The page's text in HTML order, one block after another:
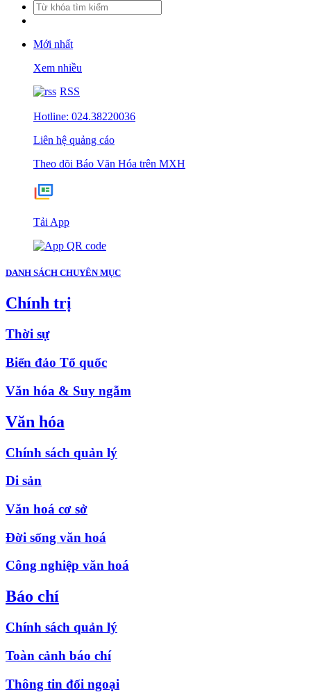
Mới nhất
Xem nhiều
RSS
Hotline: 024.38220036
Liên hệ quảng cáo
Theo dõi Báo Văn Hóa trên MXH
Tải App
DANH SÁCH CHUYÊN MỤC
Chính trị
Thời sự
Biển đảo Tổ quốc
Văn hóa & Suy ngẫm
Văn hóa
Chính sách quản lý
Di sản
Văn hoá cơ sở
Đời sống văn hoá
Công nghiệp văn hoá
Báo chí
Chính sách quản lý
Toàn cảnh báo chí
Thông tin đối ngoại